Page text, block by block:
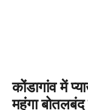
कोंडागांव में
महंगा बोतलबंद